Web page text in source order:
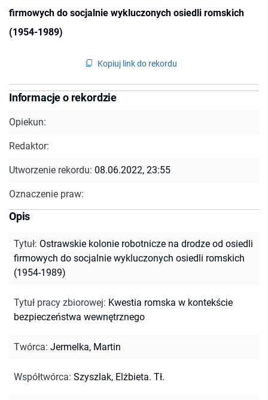
firmowych do socjalnie wykluczonych osiedli romskich
(1954-1989)
Kopiuj link do rekordu
Informacje o rekordzie
Opiekun:
Redaktor:
Utworzenie rekordu: 08.06.2022, 23:55
Oznaczenie praw:
Opis
Tytuł: Ostrawskie kolonie robotnicze na drodze od osiedli
firmowych do socjalnie wykluczonych osiedli romskich
(1954-1989)
Tytuł pracy zbiorowej: Kwestia romska w kontekście
bezpieczeństwa wewnętrznego
Twórca: Jermelka, Martin
Współtwórca: Szyszlak, Elżbieta. Tł.